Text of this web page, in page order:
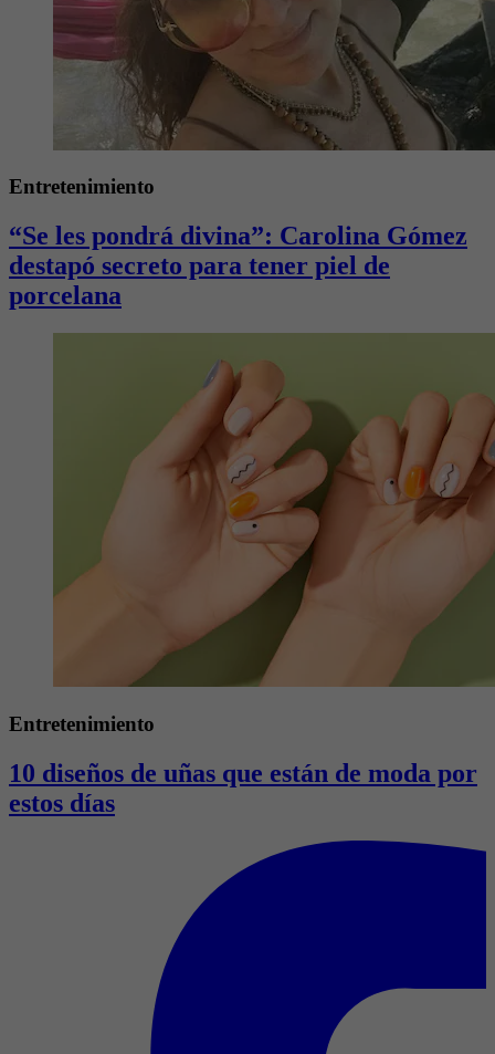
Entretenimiento
“Se les pondrá divina”: Carolina Gómez
destapó secreto para tener piel de
porcelana
Entretenimiento
10 diseños de uñas que están de moda por
estos días